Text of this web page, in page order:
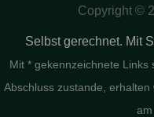
Copyright ©
Selbst gerechnet. Mit
Mit * gekennzeichnete Links
Abschluss zustande,
am